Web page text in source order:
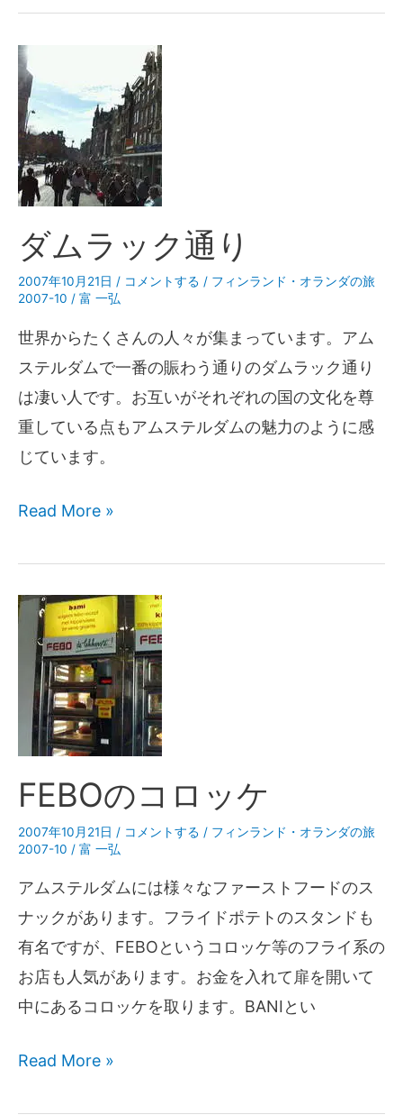
ダムラック通り
2007年10月21日 / コメントする / フィンランド・オランダの旅
2007-10 / 富 一弘
世界からたくさんの人々が集まっています。アム
ステルダムで一番の賑わう通りのダムラック通り
は凄い人です。お互いがそれぞれの国の文化を尊
重している点もアムステルダムの魅力のように感
じています。
Read More »
FEBOのコロッケ
2007年10月21日 / コメントする / フィンランド・オランダの旅
2007-10 / 富 一弘
アムステルダムには様々なファーストフードのス
ナックがあります。フライドポテトのスタンドも
有名ですが、FEBOというコロッケ等のフライ系の
お店も人気があります。お金を入れて扉を開いて
中にあるコロッケを取ります。BANIとい
Read More »